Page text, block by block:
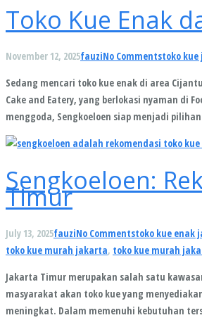
Toko Kue Enak
November 12, 2025fauziNo Commentstoko
Sedang mencari toko kue enak di area
Cake and Eatery, yang berlokasi nyaman di
menggoda, Sengkoeloen siap menjadi
Sengkoeloen:
Timur
July 13, 2025fauziNo Commentstoko kue enak
toko kue murah jakarta, toko kue murah
Jakarta Timur merupakan salah satu
masyarakat akan toko kue yang
meningkat. Dalam memenuhi kebutuhan